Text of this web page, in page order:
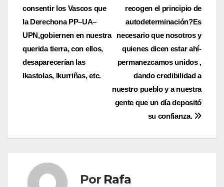
recogen el principio de
autodeterminación?Es
necesario que nosotros y
quienes dicen estar ahí­
permanezcamos unidos ,
dando credibilidad a
nuestro pueblo y a nuestra
gente que un dí­a depositó
su confianza.
consentir los Vascos que
la Derechona PP–UA–
UPN,gobiernen en nuestra
querida tierra, con ellos,
desaparecerí­an las
Ikastolas, Ikurriñas, etc.
Por Rafa